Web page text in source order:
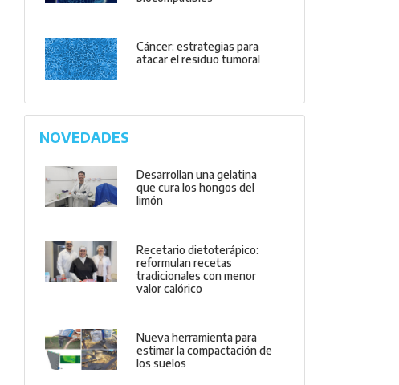
Cáncer: estrategias para
atacar el residuo tumoral
NOVEDADES
Desarrollan una gelatina
que cura los hongos del
limón
Recetario dietoterápico:
reformulan recetas
tradicionales con menor
valor calórico
Nueva herramienta para
estimar la compactación de
los suelos